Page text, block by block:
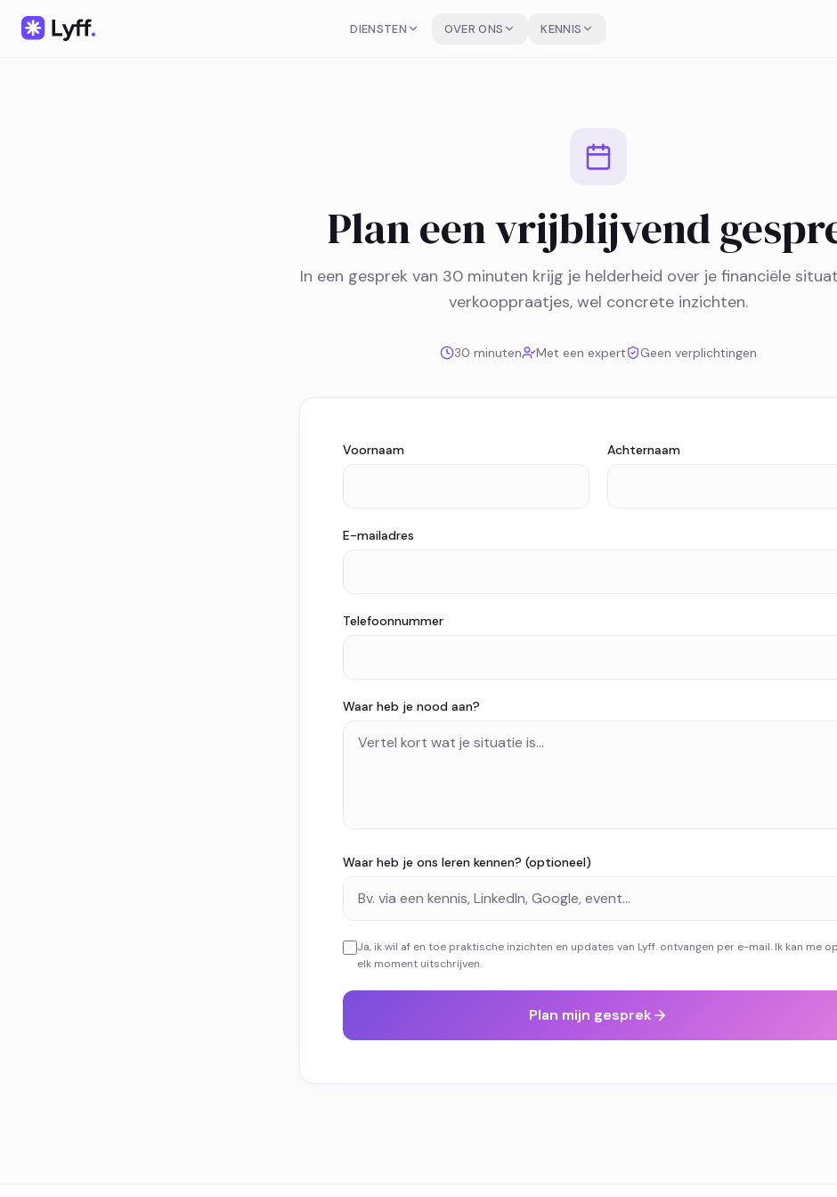
DIENSTEN OVER ONS KENNIS
Plan een vrijblijvend
In een gesprek van 30 minuten krijg je helderheid over je financiële
verkooppraatjes, wel concrete inzichten.
30 minuten Met een expert Geen verplichtingen
Voornaam Achternaam
E-mailadres
Telefoonnummer
Waar heb je nood aan?
Waar heb je ons leren kennen? (optioneel)
Ja, ik wil af en toe praktische inzichten en updates van Lyff. ontvangen per e-mail. Ik kan me op
elk moment uitschrijven.
Plan mijn gesprek